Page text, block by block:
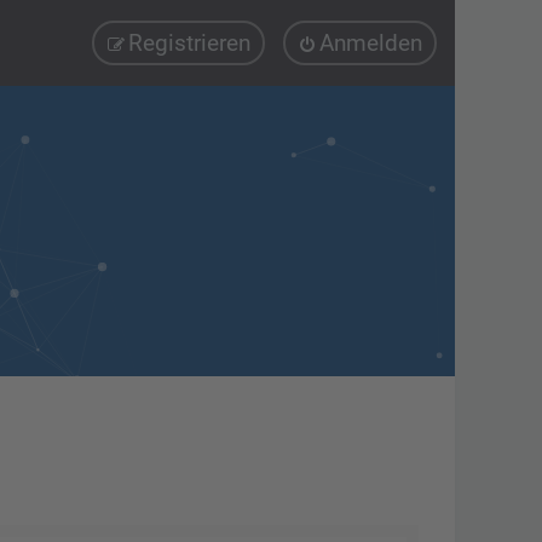
Anmelden
Registrieren